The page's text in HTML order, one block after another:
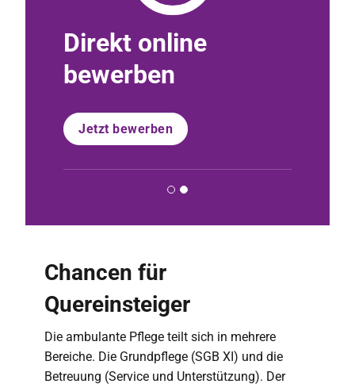
Direkt online
bewerben
Jetzt bewerben
Chancen für
Quereinsteiger
Die ambulante Pflege teilt sich in mehrere
Bereiche. Die Grundpflege (SGB XI) und die
Betreuung (Service und Unterstützung). Der